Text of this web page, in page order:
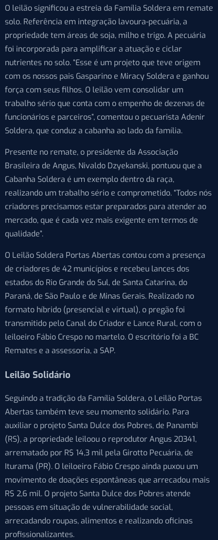
O leilão significou a estreia da Família Soldera em remate
solo. Referência em integração lavoura-pecuária, a
propriedade tem áreas de soja, milho e trigo. A pecuária
foi incorporada para amplificar a atuação e ciclar
nutrientes no solo. “Esse é um projeto que teve origem
com os nossos pais Gasparino e Miracy Soldera e ganhou
força com seus filhos. O leilão vem consolidar um
trabalho sério que conta com o empenho de dezenas de
funcionários e parceiros”, comentou o pecuarista Adenir
Soldera, que conduz a cabanha ao lado da família.
Presente no remate, o presidente da Associação
Brasileira de Angus, Nivaldo Dzyekanski, pontuou que a
Cabanha Soldera é um exemplo dentro da raça,
realizando um trabalho sério e comprometido. “Todos nós
criadores precisamos estar preparados para atender ao
mercado, que é cada vez mais exigente em termos de
qualidade”.
O Leilão Soldera Portas Abertas contou com a presença
de criadores de 42 municípios e recebeu lances dos
estados do Rio Grande do Sul, de Santa Catarina, do
Paraná, de São Paulo e de Minas Gerais. Realizado no
formato híbrido (presencial e virtual), o pregão foi
transmitido pelo Canal do Criador e Lance Rural, com o
leiloeiro Fábio Crespo no martelo. O escritório foi a BC
Remates e a assessoria, a SAP.
Leilão Solidário
Seguindo a tradição da Família Soldera, o Leilão Portas
Abertas também teve seu momento solidário. Para
auxiliar o projeto Santa Dulce dos Pobres, de Panambi
(RS), a propriedade leiloou o reprodutor Angus 20341,
arrematado por R$ 14,3 mil pela Girotto Pecuária, de
Iturama (PR). O leiloeiro Fábio Crespo ainda puxou um
movimento de doações espontâneas que arrecadou mais
R$ 2,6 mil. O projeto Santa Dulce dos Pobres atende
pessoas em situação de vulnerabilidade social,
arrecadando roupas, alimentos e realizando oficinas
profissionalizantes.